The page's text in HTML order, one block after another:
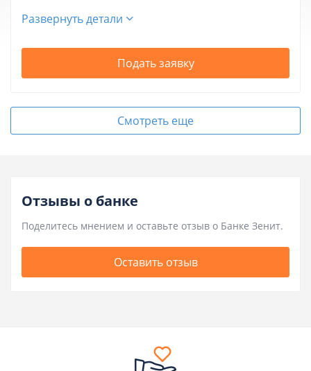
Развернуть детали
Подать заявку
Смотреть еще
Отзывы о банке
Поделитесь мнением и оставьте отзыв о Банке Зенит.
Оставить отзыв